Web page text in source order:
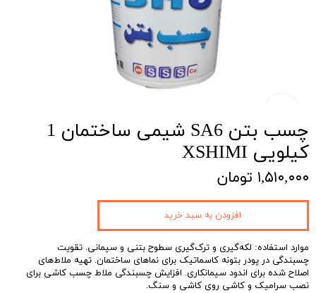
چسب بتن SA6 شیمی ساختمان 1
کیلویی XSHIMI
۱,۵۱۰,۰۰۰ تومان
موارد استفاده: لکه‌گیری و ترک‌گیری سطوح بتنی و سیمانی. تقویت
چسبندگی در پودر بتونه کاسماتیک برای نماهای ساختمان. تهیه ملاط‌های
اصلاح شده برای اندود سیمانکاری. افزایش چسبندگی ملاط چسب کاشی برای
نصب سرامیک و کاشی روی کاشی و سنگ.
افزودن به سبد خرید